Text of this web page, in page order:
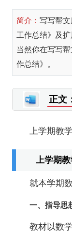
简介： 写写帮
工作总结》及
当然你在写写
作总结》。
正文
上学期教
上学期
就本学期
一、指导思
教材以数